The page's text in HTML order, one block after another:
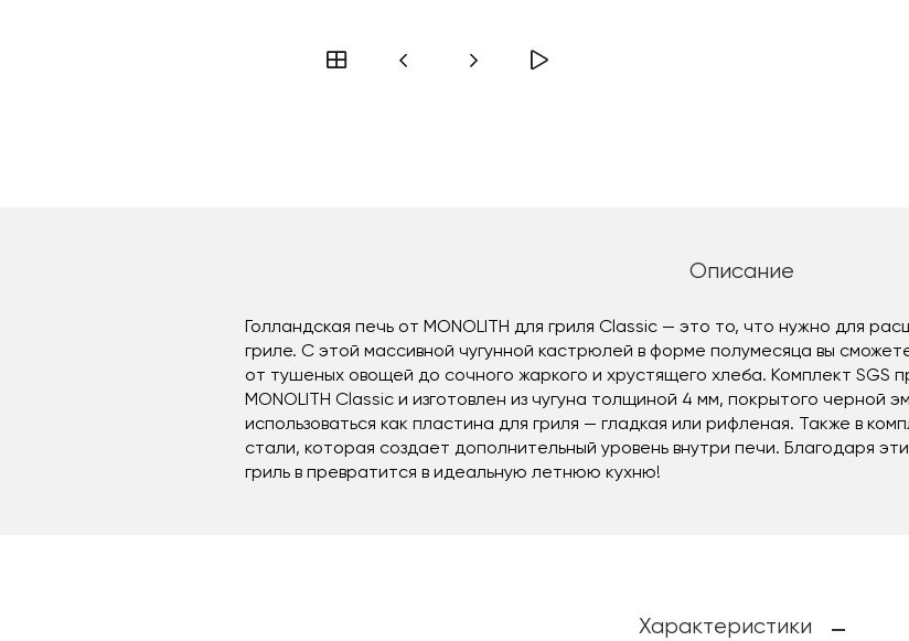
Описание
Голландская печь от MONOLITH для гриля Classic — это то, что нужно для
гриле. С этой массивной чугунной кастрюлей в форме полумесяца вы
от тушеных овощей до сочного жаркого и хрустящего хлеба. Комплект SGS
MONOLITH Classic и изготовлен из чугуна толщиной 4 мм, покрытого черной
использоваться как пластина для гриля — гладкая или рифленая. Также в
стали, которая создает дополнительный уровень внутри печи. Благодаря
гриль в превратится в идеальную летнюю кухню!
Характеристики